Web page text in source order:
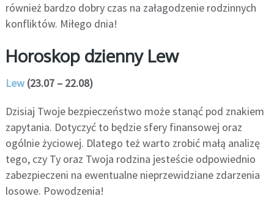
również bardzo dobry czas na załagodzenie rodzinnych
konfliktów. Miłego dnia!
Horoskop dzienny Lew
Lew(23.07 – 22.08)
Dzisiaj Twoje bezpieczeństwo może stanąć pod znakiem
zapytania. Dotyczyć to będzie sfery finansowej oraz
ogólnie życiowej. Dlatego też warto zrobić małą analizę
tego, czy Ty oraz Twoja rodzina jesteście odpowiednio
zabezpieczeni na ewentualne nieprzewidziane zdarzenia
losowe. Powodzenia!